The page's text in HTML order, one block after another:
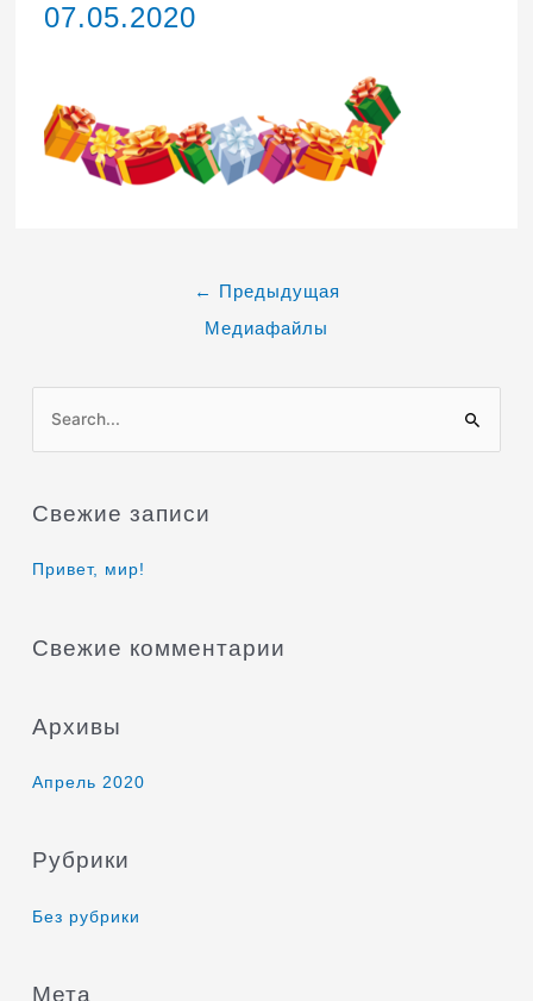
07.05.2020
←
Предыдущая
Медиафайлы
о
с
Свежие записи
Привет, мир!
Свежие комментарии
Архивы
Апрель 2020
Рубрики
Без рубрики
Мета